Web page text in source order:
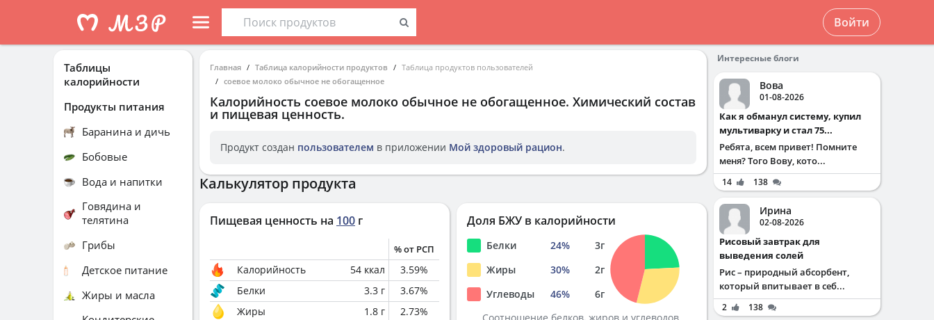
Войти
Главная Таблица калорийности продуктов
Таблица продуктов пользователей
соевое молоко обычное не обогащенное
Калорийность соевое молоко обычное не обогащенное. Химический состав
и пищевая ценность.
Продукт создан пользователем в приложении Мой здоровый рацион.
Калькулятор продукта
Пищевая ценность на 100 г
% от РСП
Калорийность 54 ккал 3.59%
Белки
3.3 г 3.67%
Жиры
1.8 г 2.73%
Доля БЖУ в калорийности
Белки 24% 3г
Жиры
30% 2г
Углеводы
46% 6г
Таблицы
калорийности
Продукты питания
Баранина и дичь
Бобовые
Вода и напитки
Говядина и
телятина
Грибы
Детское питание
Жиры и масла
Интересные блоги
Вова
01-08-2026
Как я обманул систему, купил
мультиварку и стал 75...
Ребята, всем привет! Помните
меня? Того Вову, кото...
14 138
Ирина
02-08-2026
Рисовый завтрак для
выведения солей
Рис – природный абсорбент,
который впитывает в себ...
2 138